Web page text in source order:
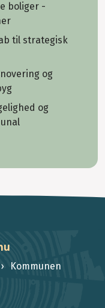
boliger -
til strategisk
og
og
Kommunen